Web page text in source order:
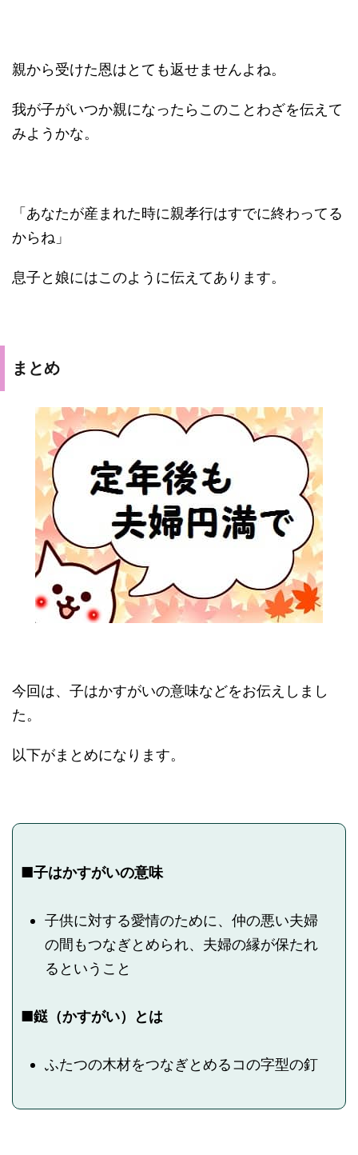
親から受けた恩はとても返せませんよね。
我が子がいつか親になったらこのことわざを伝えて
みようかな。
「あなたが産まれた時に親孝行はすでに終わってる
からね」
息子と娘にはこのように伝えてあります。
まとめ
今回は、子はかすがいの意味などをお伝えしまし
た。
以下がまとめになります。
■子はかすがいの意味
子供に対する愛情のために、仲の悪い夫婦
の間もつなぎとめられ、夫婦の縁が保たれ
るということ
■鎹（かすがい）とは
ふたつの木材をつなぎとめるコの字型の釘